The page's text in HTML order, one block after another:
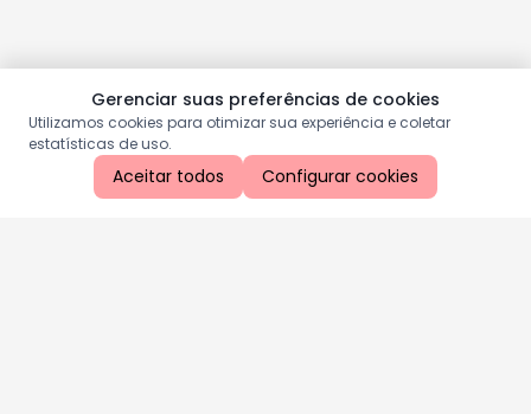
Gerenciar suas preferências de cookies
Utilizamos cookies para otimizar sua experiência e coletar
estatísticas de uso.
Aceitar todos Configurar cookies